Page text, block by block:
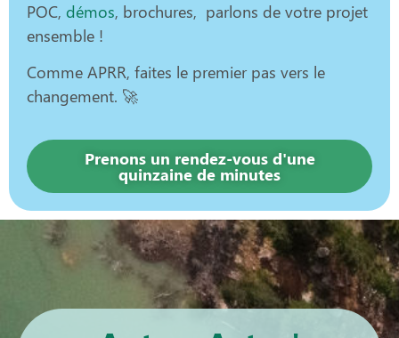
POC, démos, brochures, parlons de votre projet
ensemble !
Comme APRR, faites le premier pas vers le
changement. 🚀
Prenons un rendez-vous d'une
quinzaine de minutes